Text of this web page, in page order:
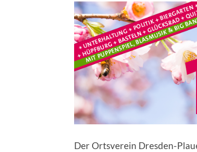
Der Ortsverein Dresden-